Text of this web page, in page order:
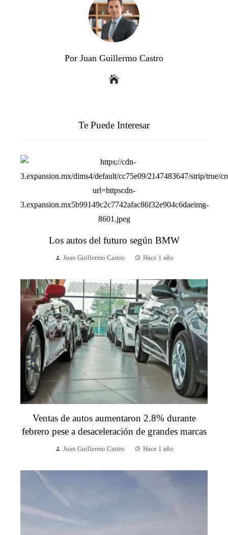
Por Juan Guillermo Castro
Te Puede Interesar
Los autos del futuro según BMW
Juan Guillermo Castro Hace 1 año
Ventas de autos aumentaron 2.8% durante
febrero pese a desaceleración de grandes marcas
Juan Guillermo Castro Hace 1 año